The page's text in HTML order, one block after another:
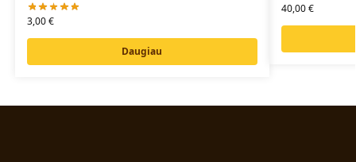
3,00€
Daugiau
40,00€